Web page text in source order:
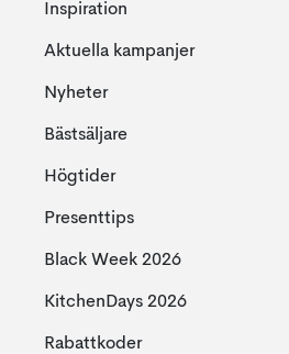
Inspiration
Aktuella kampanjer
Nyheter
Bästsäljare
Högtider
Presenttips
Black Week 2026
KitchenDays 2026
Rabattkoder